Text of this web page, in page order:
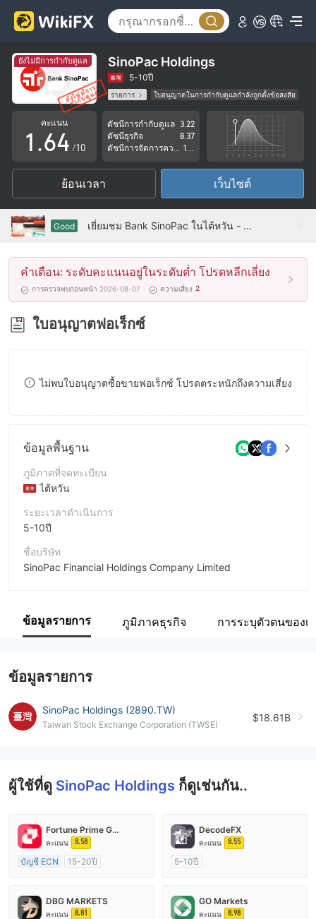
ยังไม่มีการกำกับดูแล SinoPac Holdings
5-10ปี
รายการ
ใบอนุญาตในการกำกับดูแลกำลังถูกตั้งข้อสงสัย
ธุรกิจทั่วโลก
ระวังความเสี่ยงอันตรายที่อาจจะซ่อนอยู่
คะแนน
0
1
2
3
4
5
6
7
8
.
2
3
4
5
6
7
8
9
0
1
2
3
4
5
6
7
8
9
/10
ดัชนีการกำกับดูแล 3.22
ดัชนีธุรกิจ
8.37
ย้อนเวลา เว็บไซต์
Good เยี่ยมชม Bank SinoPac ในไต้หวัน - ยืนยันสำนักงานแล้ว
คำเตือน: ระดับคะแนนอยู่ในระดับต่ำ โปรดหลีกเลี่ยง
การตรวจพบก่อนหน้า 2026-08-07 ความเสี่ยง 2
ใบอนุญาตฟอเร็กซ์
ไม่พบใบอนุญาตซื้อขายฟอเร็กซ์ โปรดตระหนักถึงความเสี่ยง
ข้อมูลพื้นฐาน
ภูมิภาคที่จดทะเบียน
ไต้หวัน
ระยะเวลาดำเนินการ
5-10ปี
ชื่อบริษัท
SinoPac Financial Holdings Company Limited
พนักงานบริษัท
ข้อมูลรายการ ภูมิภาคธุรกิจ การระบุตัวตนของเ
ข้อมูลรายการ
SinoPac Holdings (2890.TW)
Taiwan Stock Exchange Corporation (TWSE)
$18.61B
ผู้ใช้ที่ดู SinoPac Holdings ก็ดูเช่นกัน..
Fortune Prime Global
คะแนน 8.58
บัญชี ECN
15-20ปี
ใบอนุญาต MT4 แบบเต็ม
DecodeFX
คะแนน 8.55
5-10ปี
ใบอนุญาต MT4 แบบเต็ม
DBG MARKETS
คะแนน 8.81
GO Markets
คะแนน 8.98